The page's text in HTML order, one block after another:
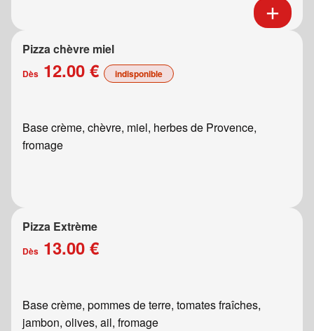
Pizza chèvre miel
Dès 12.00 € indisponible
Base crème, chèvre, miel, herbes de Provence,
fromage
Pizza Extrème
Dès 13.00 €
Base crème, pommes de terre, tomates fraîches,
jambon, olives, ail, fromage